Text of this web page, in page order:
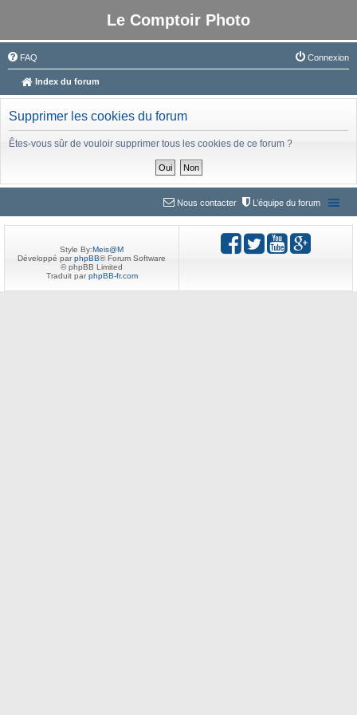
Le Comptoir Photo
FAQ Connexion
Index du forum
Supprimer les cookies du forum
Êtes-vous sûr de vouloir supprimer tous les cookies de ce forum ?
L’équipe du forum
Nous contacter
Style By:Meis@M
Développé parphpBB® Forum Software
© phpBB Limited
Traduit parphpBB-fr.com